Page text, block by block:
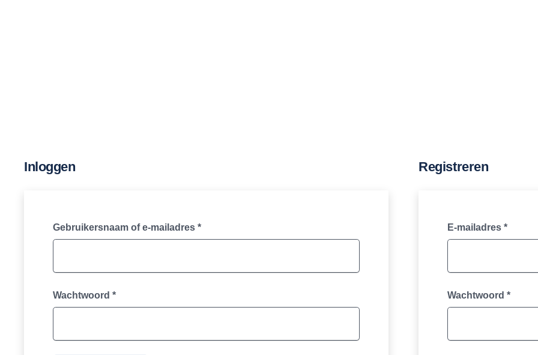
Inloggen
Gebruikersnaam of e-mailadres *Vereist
Wachtwoord *Vereist
Registreren
E-mailadres*Vereist
Wachtwoord*